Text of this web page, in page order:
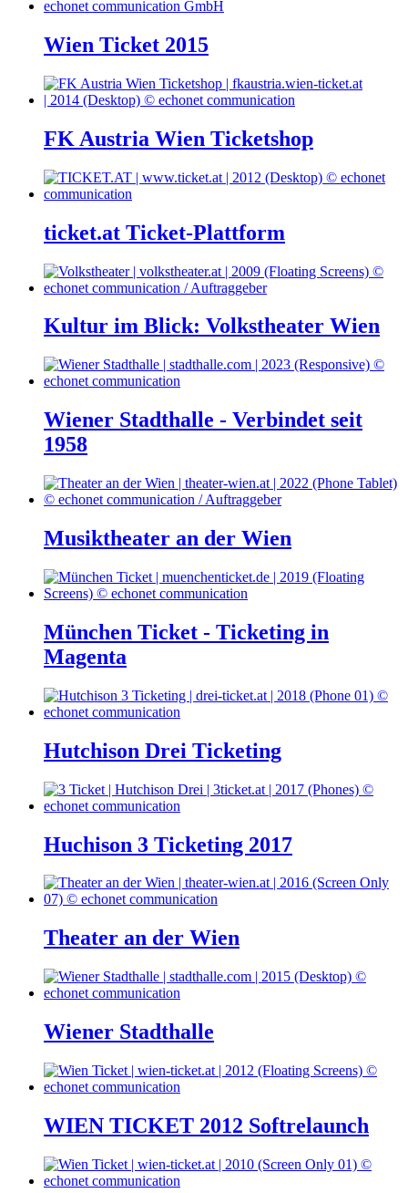
Wien Ticket 2015
FK Austria Wien Ticketshop
ticket.at Ticket-Plattform
Kultur im Blick: Volkstheater Wien
Wiener Stadthalle - Verbindet seit
1958
Musiktheater an der Wien
München Ticket - Ticketing in
Magenta
Hutchison Drei Ticketing
Huchison 3 Ticketing 2017
Theater an der Wien
Wiener Stadthalle
WIEN TICKET 2012 Softrelaunch